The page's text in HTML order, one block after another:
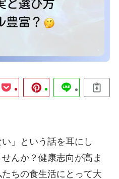
」という話を耳にし
んか？健康志向が高ま
ちの食生活にとって大